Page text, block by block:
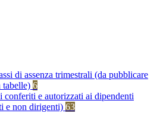
di assenza trimestrali (da pubblicare
tabelle) 6
conferiti e autorizzati ai dipendenti
e non dirigenti) 63